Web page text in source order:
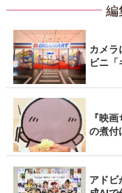
編
カメ
ビニ「
『映
の煮付
アド